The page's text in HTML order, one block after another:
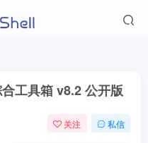
工具箱 v8.2 公开版
关注 私信